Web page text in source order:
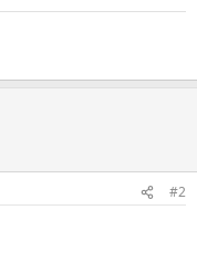
#2